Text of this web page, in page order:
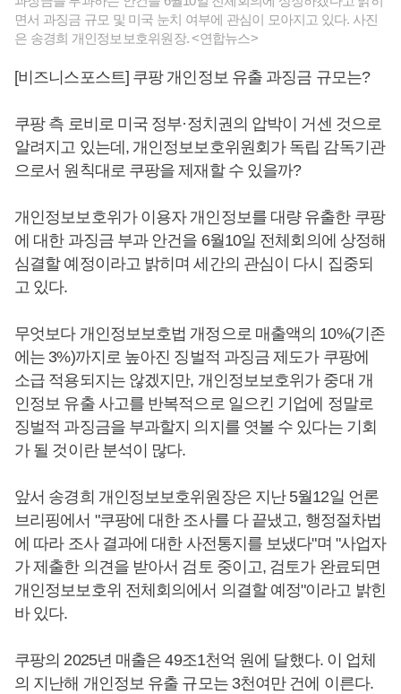
면서 과징금 규모 및 미국 눈치 여부에 관심이 모아지고 있다. 사진
은 송경희 개인정보보호위원장. <연합뉴스>
[비즈니스포스트] 쿠팡 개인정보 유출 과징금 규모는?
쿠팡 측 로비로 미국 정부·정치권의 압박이 거센 것으로
알려지고 있는데, 개인정보보호위원회가 독립 감독기관
으로서 원칙대로 쿠팡을 제재할 수 있을까?
개인정보보호위가 이용자 개인정보를 대량 유출한 쿠팡
에 대한 과징금 부과 안건을 6월10일 전체회의에 상정해
심결할 예정이라고 밝히며 세간의 관심이 다시 집중되
고 있다.
무엇보다 개인정보보호법 개정으로 매출액의 10%(기존
에는 3%)까지로 높아진 징벌적 과징금 제도가 쿠팡에
소급 적용되지는 않겠지만, 개인정보보호위가 중대 개
인정보 유출 사고를 반복적으로 일으킨 기업에 정말로
징벌적 과징금을 부과할지 의지를 엿볼 수 있다는 기회
가 될 것이란 분석이 많다.
앞서 송경희 개인정보보호위원장은 지난 5월12일 언론
브리핑에서 "쿠팡에 대한 조사를 다 끝냈고, 행정절차법
에 따라 조사 결과에 대한 사전통지를 보냈다"며 "사업자
가 제출한 의견을 받아서 검토 중이고, 검토가 완료되면
개인정보보호위 전체회의에서 의결할 예정"이라고 밝힌
바 있다.
쿠팡의 2025년 매출은 49조1천억 원에 달했다. 이 업체
의 지난해 개인정보 유출 규모는 3천여만 건에 이른다.